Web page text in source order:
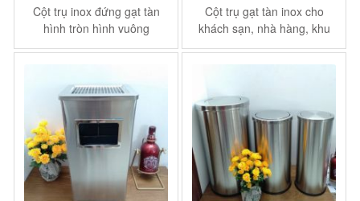
Cột trụ inox đứng gạt tàn
hình tròn hình vuông
Cột trụ gạt tàn inox cho
khách sạn, nhà hàng, khu
công nghiệp